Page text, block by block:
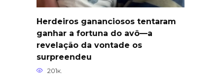
Herdeiros gananciosos tentaram
ganhar a fortuna do avô—a
revelação da vontade os
surpreendeu
201к.